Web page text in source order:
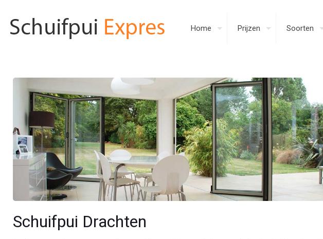
Home Prijzen Soorten
Schuifpui Drachten